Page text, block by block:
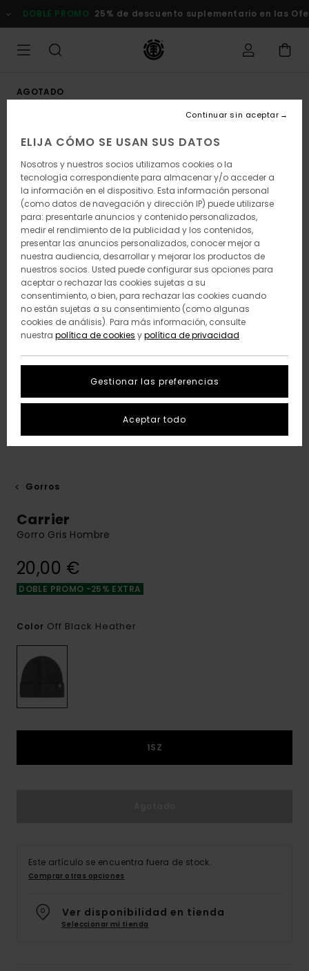
la
DOBLE PROMO 25% de descuento suplementario en las
AGOTADO
Gorros
Carrier
Gorro Gris Hombre
20,00 €
DOBLE PROMO -25% EXTRA
Color Off Black Heather
1SZ
Este artículo se encuentra fuera de stock.
Comprar otras opciones
Ver disponibilidad en tienda
Seleccionar mi tienda
ELIJA CÓMO SE USAN SUS DATOS
Nosotros y nuestros socios utilizamos cookies o la
tecnología correspondiente para almacenar y/o acceder a
la información en el dispositivo. Esta información personal
(como datos de navegación y dirección IP) puede utilizarse
para: presentarle anuncios y contenido personalizados,
medir el rendimiento de la publicidad y los contenidos,
presentar las anuncios personalizados, conocer mejor a
nuestra audiencia, desarrollar y mejorar los productos de
nuestros socios. Usted puede configurar sus opciones para
aceptar o rechazar las cookies sujetas a su
consentimiento, o bien, para rechazar las cookies cuando
no están sujetas a su consentimiento (como algunas
cookies de análisis). Para más información, consulte
nuestra política de cookies ypolítica de privacidad
Gestionar las preferencias
Continuar sin aceptar
Aceptar todo